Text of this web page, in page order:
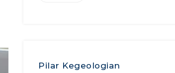
Pilar Kegeologian